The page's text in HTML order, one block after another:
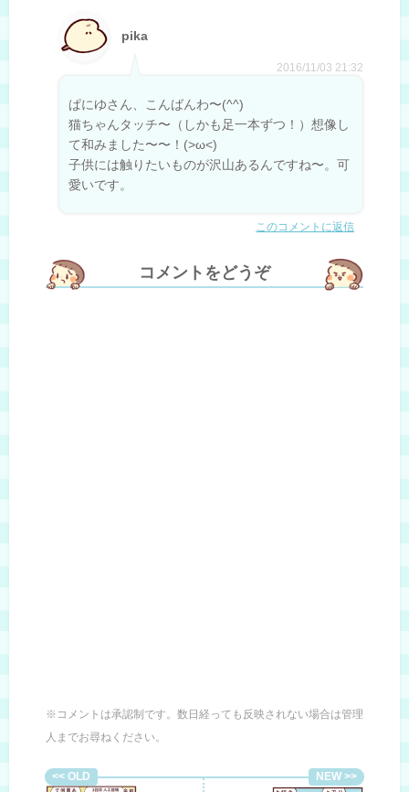
pika
2016/11/03 21:32
ぱにゆさん、こんばんわ〜(^^)
猫ちゃんタッチ〜（しかも足一本ずつ！）想像し
て和みました〜〜！(>ω<)
子供には触りたいものが沢山あるんですね〜。可
愛いです。
このコメントに返信
コメントをどうぞ
※コメントは承認制です。数日経っても反映されない場合は管理
人までお尋ねください。